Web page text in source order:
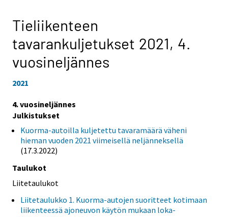
Tieliikenteen
tavarankuljetukset 2021, 4.
vuosineljännes
2021
4. vuosineljännes
Julkistukset
Kuorma-autoilla kuljetettu tavaramäärä väheni
hieman vuoden 2021 viimeisellä neljänneksellä
(17.3.2022)
Taulukot
Liitetaulukot
Liitetaulukko 1. Kuorma-autojen suoritteet kotimaan
liikenteessä ajoneuvon käytön mukaan loka-